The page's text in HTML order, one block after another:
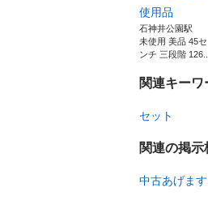
使用品
石神井公園駅
未使用 美品 45セ
ンチ 三段階 126...
関連キーワ
セット
関連の掲示
中古あげま